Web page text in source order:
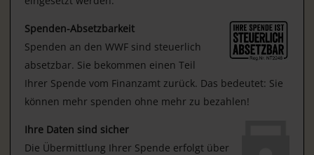
Spenden-Absetzbarkeit
Spenden an den WWF sind steuerlich
absetzbar. Sie bekommen einen Teil
Ihrer Spende vom Finanzamt zurück. Das bedeutet: Sie
können mehr spenden ohne mehr zu bezahlen!
Ihre Daten sind sicher
Die Übermittlung Ihrer Spende erfolgt über